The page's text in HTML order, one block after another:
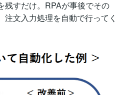
残すだけ。RPAが事後でその
文入力処理を自動で行ってく